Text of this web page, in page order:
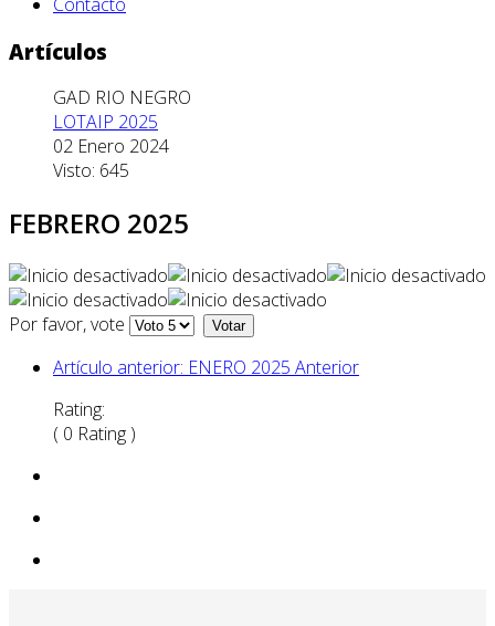
Artículos
GAD RIO NEGRO
LOTAIP 2025
02 Enero 2024
Visto: 645
FEBRERO 2025
Por favor, vote
Artículo anterior: ENERO 2025 Anterior
Rating:
( 0 Rating )